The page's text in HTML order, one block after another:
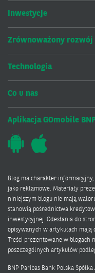
Inwestycje
Zrównoważony rozwój
Technologia
Co u nas
Aplikacja GOmobile
Blog ma charakter
jako reklamowe. Materiały
niniejszym blogu nie mają
stanowią pośrednictwa
inwestycyjnej. Odesłania do
opisywanych w artykułach
Treści prezentowane w blogach
poszczególnych artykułów
BNP Paribas Bank Polska